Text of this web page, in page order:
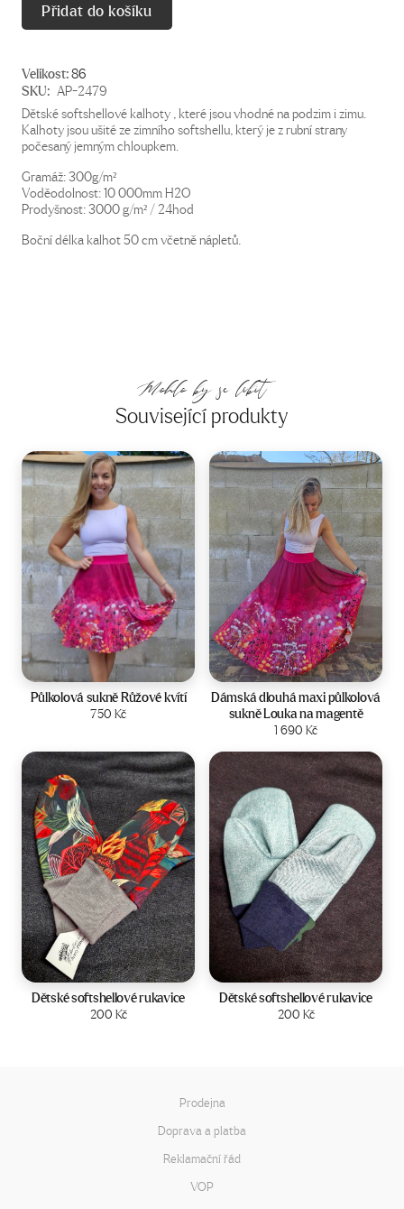
Přidat do košíku
Velikost:86
SKU: AP-2479
Dětské softshellové kalhoty , které jsou vhodné na podzim i zimu.
Kalhoty jsou ušité ze zimního softshellu, který je z rubní strany
počesaný jemným chloupkem.
Gramáž: 300g/m²
Voděodolnost: 10 000mm H2O
Prodyšnost: 3000 g/m² / 24hod
Boční délka kalhot 50 cm včetně nápletů.
Mohlo by se líbit
Související produkty
Velikost:34-40
Půlkolová sukně Růžové kvítí
750 Kč
Velikost:36-42
Dámská dlouhá maxi půlkolová
sukně Louka na magentě
1 690 Kč
Zobrazit produkt
Velikost:2-4 roky
Dětské softshellové rukavice
200 Kč
Zobrazit produkt
Velikost:2-4 roky
Dětské softshellové rukavice
200 Kč
Zobrazit produkt
Prodejna
Doprava a platba
Reklamační řád
VOP